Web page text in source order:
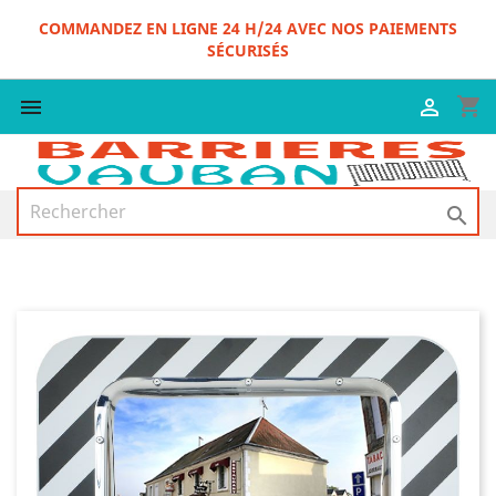
COMMANDEZ EN LIGNE 24 H/24 AVEC NOS PAIEMENTS
SÉCURISÉS
 shopping_cart

